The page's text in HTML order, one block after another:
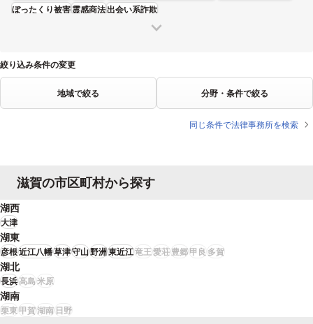
ぼったくり被害霊感商法出会い系詐欺
絞り込み条件の変更
地域で絞る 分野・条件で絞る
同じ条件で法律事務所を検索
滋賀の市区町村から探す
湖西
大津
湖東
彦根近江八幡草津守山野洲東近江竜王愛荘豊郷甲良 多賀
湖北
長浜高島米原
湖南
栗東甲賀湖南 日野